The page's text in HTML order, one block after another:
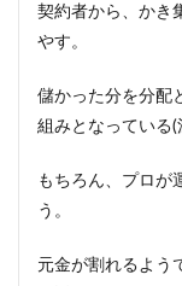
契約者から、かき
やす。
儲かった分を分配
組みとなっている(
もちろん、プロが
う。
元金が割れるよう